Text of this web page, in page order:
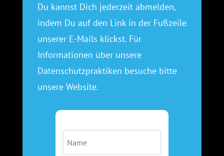
Du kannst Dich jederzeit abmelden,
indem Du auf den Link in der Fußzeile
unserer E-Mails klickst. Für
Informationen über unsere
Datenschutzpraktiken besuche bitte
unsere Website.